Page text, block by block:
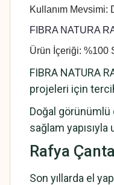
Kullanım Mevsimi:
FIBRA NATURA
Ürün İçeriği: %100
FIBRA NATURA
projeleri için
Doğal görünümlü
sağlam
Rafya
Son yıllarda el